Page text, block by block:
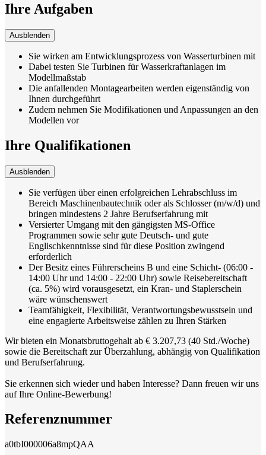
Ihre Aufgaben
Ausblenden
Sie wirken am Entwicklungsprozess von Wasserturbinen mit
Dabei testen Sie Turbinen für Wasserkraftanlagen im
Modellmaßstab
Die anfallenden Montagearbeiten werden eigenständig von
Ihnen durchgeführt
Zudem nehmen Sie Modifikationen und Anpassungen an den
Modellen vor
Ihre Qualifikationen
Ausblenden
Sie verfügen über einen erfolgreichen Lehrabschluss im
Bereich Maschinenbautechnik oder als Schlosser (m/w/d) und
bringen mindestens 2 Jahre Berufserfahrung mit
Versierter Umgang mit den gängigsten MS-Office
Programmen sowie sehr gute Deutsch- und gute
Englischkenntnisse sind für diese Position zwingend
erforderlich
Der Besitz eines Führerscheins B und eine Schicht- (06:00 -
14:00 Uhr und 14:00 - 22:00 Uhr) sowie Reisebereitschaft
(ca. 5%) wird vorausgesetzt, ein Kran- und Staplerschein
wäre wünschenswert
Teamfähigkeit, Flexibilität, Verantwortungsbewusstsein und
eine engagierte Arbeitsweise zählen zu Ihren Stärken
Wir bieten ein Monatsbruttogehalt ab € 3.207,73 (40 Std./Woche)
sowie die Bereitschaft zur Überzahlung, abhängig von Qualifikation
und Berufserfahrung.
Sie erkennen sich wieder und haben Interesse? Dann freuen wir uns
auf Ihre Online-Bewerbung!
Referenznummer
a0tbI000006a8mpQAA